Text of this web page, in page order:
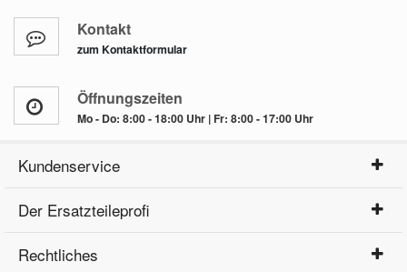
Kontakt
zum Kontaktformular
Öffnungszeiten
Mo - Do: 8:00 - 18:00 Uhr | Fr: 8:00 - 17:00 Uhr
Kundenservice
Der Ersatzteileprofi
Rechtliches